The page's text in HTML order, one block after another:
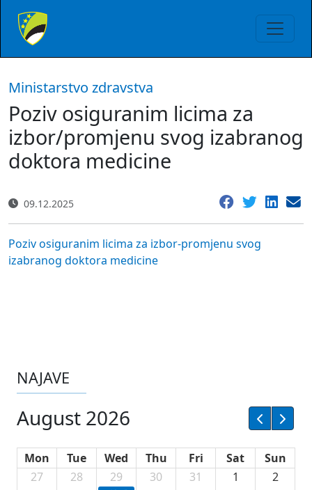
Ministarstvo zdravstva
Poziv osiguranim licima za
izbor/promjenu svog izabranog
doktora medicine
09.12.2025
Poziv osiguranim licima za izbor-promjenu svog
izabranog doktora medicine
NAJAVE
August 2026
Mon Tue Wed Thu Fri Sat
Sun
27
28 29 30 31 1 2